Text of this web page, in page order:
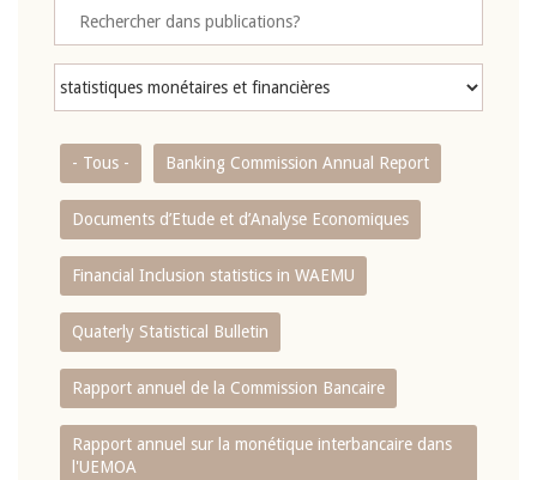
- Tous - Banking Commission Annual Report
Documents d’Etude et d’Analyse Economiques
Financial Inclusion statistics in WAEMU
Quaterly Statistical Bulletin
Rapport annuel de la Commission Bancaire
Rapport annuel sur la monétique interbancaire dans
l'UEMOA